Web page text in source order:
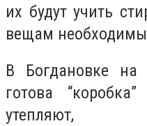
их будут учить
вещам
В Богдановке
готова
утепляют,